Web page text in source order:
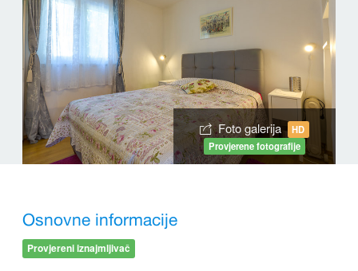
Foto galerija HD
Provjerene fotografije
Osnovne informacije
Provjereni iznajmljivač